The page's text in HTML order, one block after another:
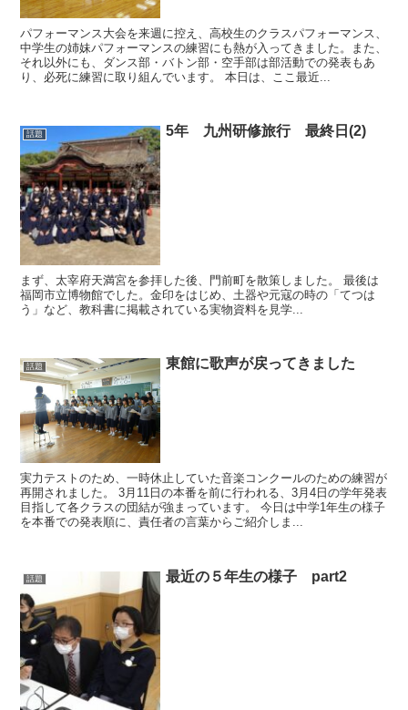
パフォーマンス大会を来週に控え、高校生のクラスパフォーマンス、
中学生の姉妹パフォーマンスの練習にも熱が入ってきました。また、
それ以外にも、ダンス部・バトン部・空手部は部活動での発表もあ
り、必死に練習に取り組んでいます。 本日は、ここ最近...
話題 5年 九州研修旅行 最終日(2)
まず、太宰府天満宮を参拝した後、門前町を散策しました。 最後は
福岡市立博物館でした。金印をはじめ、土器や元寇の時の「てつは
う」など、教科書に掲載されている実物資料を見学...
話題 東館に歌声が戻ってきました
実力テストのため、一時休止していた音楽コンクールのための練習が
再開されました。 3月11日の本番を前に行われる、3月4日の学年発表
目指して各クラスの団結が強まっています。 今日は中学1年生の様子
を本番での発表順に、責任者の言葉からご紹介しま...
話題 最近の５年生の様子 part2